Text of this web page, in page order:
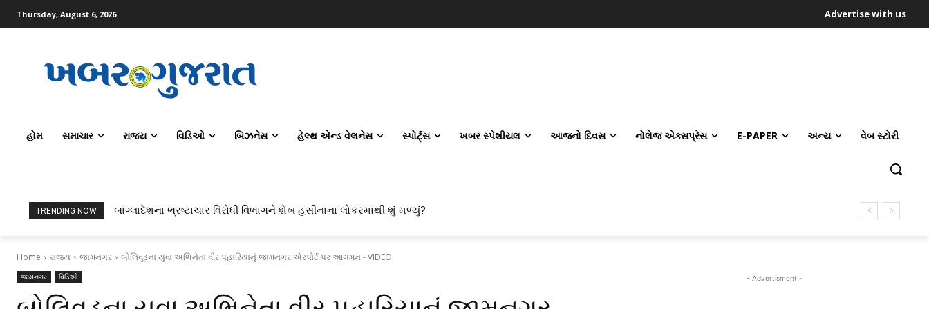
Thursday, August 6, 2026 Advertise with us
હોમ સમાચાર રાજ્ય વિડિઓ બિઝનેસ હેલ્થ એન્ડ વેલનેસ સ્પોર્ટ્સ ખબર સ્પેશીયલ આજનો દિવસ નોલેજ એક્સપ્રેસ E-PAPER અન્ય વેબ સ્ટોરી
TRENDING NOW ટોપર્સ કોમ્પ્યુટર સાયન્સ અને AI કરતાં સિવિલ એન્જિનિયરિંગ કેમ પસંદ કરી રહ્યા છે? IITનો ટ્રેન્ડ બદલાઈ ગયો છે
Home રાજ્ય જામનગર બોલિવૂડના યુવા અભિનેતા વીર પહારિયાનું જામનગર એરપોર્ટ પર આગમન - VIDEO
જામનગર વિડિઓ - Advertisment -